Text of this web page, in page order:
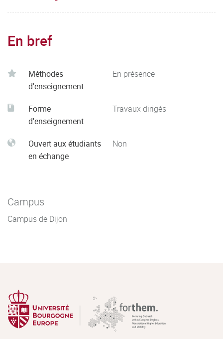
En bref
Méthodes
d'enseignement
En présence
Forme
d'enseignement
Travaux dirigés
Ouvert aux étudiants
en échange
Non
Campus
Campus de Dijon